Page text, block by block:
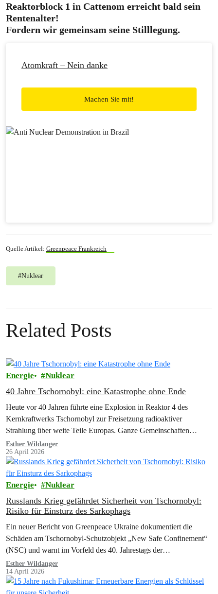
Reaktorblock 1 in Cattenom erreicht bald sein
Rentenalter!
Fordern wir gemeinsam seine Stilllegung.
Atomkraft – Nein danke
Machen Sie mit!
Quelle Artikel: Greenpeace Frankreich
#Nuklear
Related Posts
Energie Nuklear
40 Jahre Tschornobyl: eine Katastrophe ohne Ende
Heute vor 40 Jahren führte eine Explosion in Reaktor 4 des
Kernkraftwerks Tschornobyl zur Freisetzung radioaktiver
Strahlung über weite Teile Europas. Ganze Gemeinschaften
mussten ihre Heimat verlassen, zurück blieb ein…
Esther Wildanger
26 April 2026
Energie Nuklear
Russlands Krieg gefährdet Sicherheit von Tschornobyl:
Risiko für Einsturz des Sarkophags
Ein neuer Bericht von Greenpeace Ukraine dokumentiert die
Schäden am Tschornobyl-Schutzobjekt „New Safe Confinement“
(NSC) und warnt im Vorfeld des 40. Jahrestags der…
Esther Wildanger
14 April 2026